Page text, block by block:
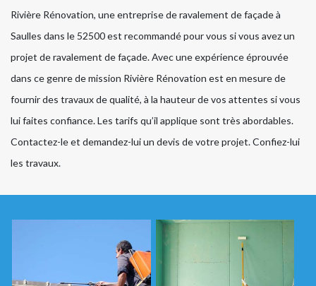
Rivière Rénovation, une entreprise de ravalement de façade à
Saulles dans le 52500 est recommandé pour vous si vous avez un
projet de ravalement de façade. Avec une expérience éprouvée
dans ce genre de mission Rivière Rénovation est en mesure de
fournir des travaux de qualité, à la hauteur de vos attentes si vous
lui faites confiance. Les tarifs qu’il applique sont très abordables.
Contactez-le et demandez-lui un devis de votre projet. Confiez-lui
les travaux.